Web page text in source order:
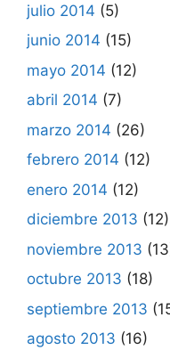
julio 2014 (5)
junio 2014 (15)
mayo 2014 (12)
abril 2014 (7)
marzo 2014 (26)
febrero 2014 (12)
enero 2014 (12)
diciembre 2013 (12)
noviembre 2013
octubre 2013 (18)
septiembre 2013
agosto 2013 (16)